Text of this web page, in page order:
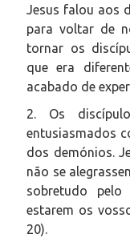
Jesus falou aos
para voltar de
tornar os
que era
acabado de
2. Os
entusiasmados
dos demónios.
não se
sobretudo
estarem os
20).